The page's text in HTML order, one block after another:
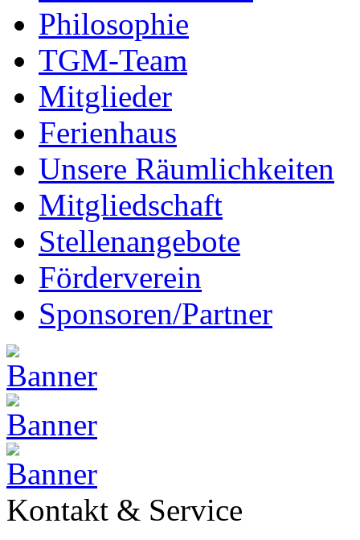
Philosophie
TGM-Team
Mitglieder
Ferienhaus
Unsere Räumlichkeiten
Mitgliedschaft
Stellenangebote
Förderverein
Sponsoren/Partner
Kontakt & Service